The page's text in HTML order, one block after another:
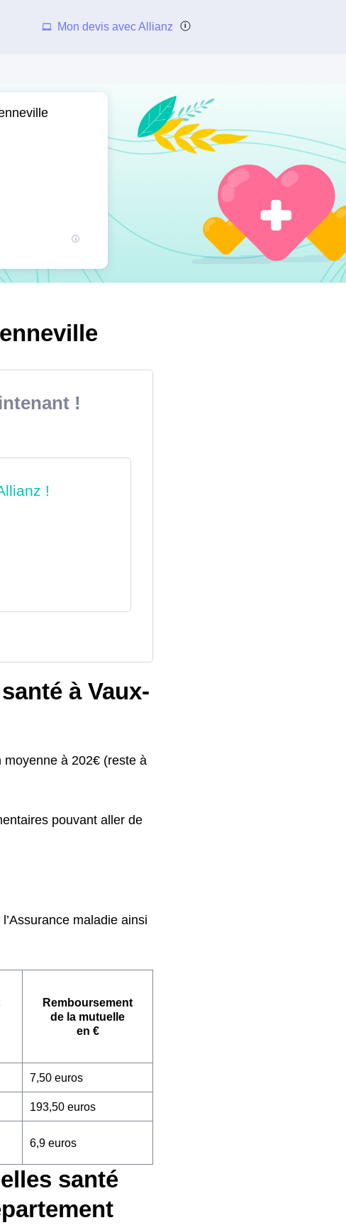
Mon devis avec Allianz
!
à Vaux-
à 202€ (reste à
pouvant aller de
maladie ainsi
Remboursement
de la mutuelle
en €
7,50 euros
193,50 euros
6,9 euros
santé